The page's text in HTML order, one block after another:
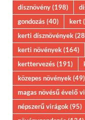
dísznövény(198)
gondozás(40) kert
kerti dísznövények
kerti növények(164)
kerttervezés(191)
közepes növények(49)
magas növésű évelő
népszerű virágok(95)